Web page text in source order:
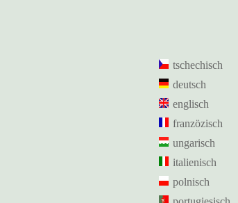
tschechisch
deutsch
englisch
franzözisch
ungarisch
italienisch
polnisch